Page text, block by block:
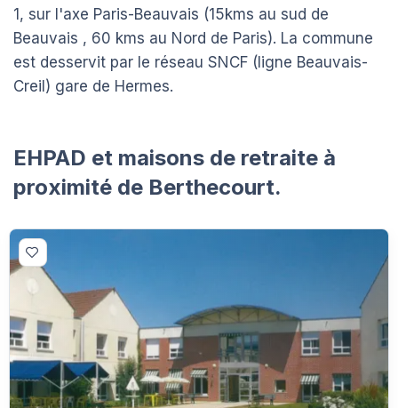
1, sur l'axe Paris-Beauvais (15kms au sud de
Beauvais , 60 kms au Nord de Paris). La commune
est desservit par le réseau SNCF (ligne Beauvais-
Creil) gare de Hermes.
EHPAD et maisons de retraite à
proximité de Berthecourt.